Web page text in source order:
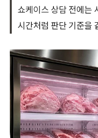
쇼케이스 상담 전에는
시간처럼 판단 기준을